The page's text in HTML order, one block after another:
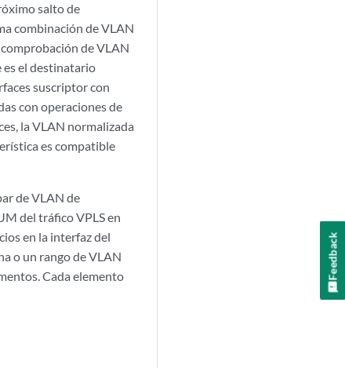
salto de
combinación de VLAN
de VLAN
es el destinatario
suscriptor con
con operaciones de
la VLAN normalizada
es compatible
de VLAN de
del tráfico VPLS en
en la interfaz del
o un rango de VLAN
Cada elemento
Feedback